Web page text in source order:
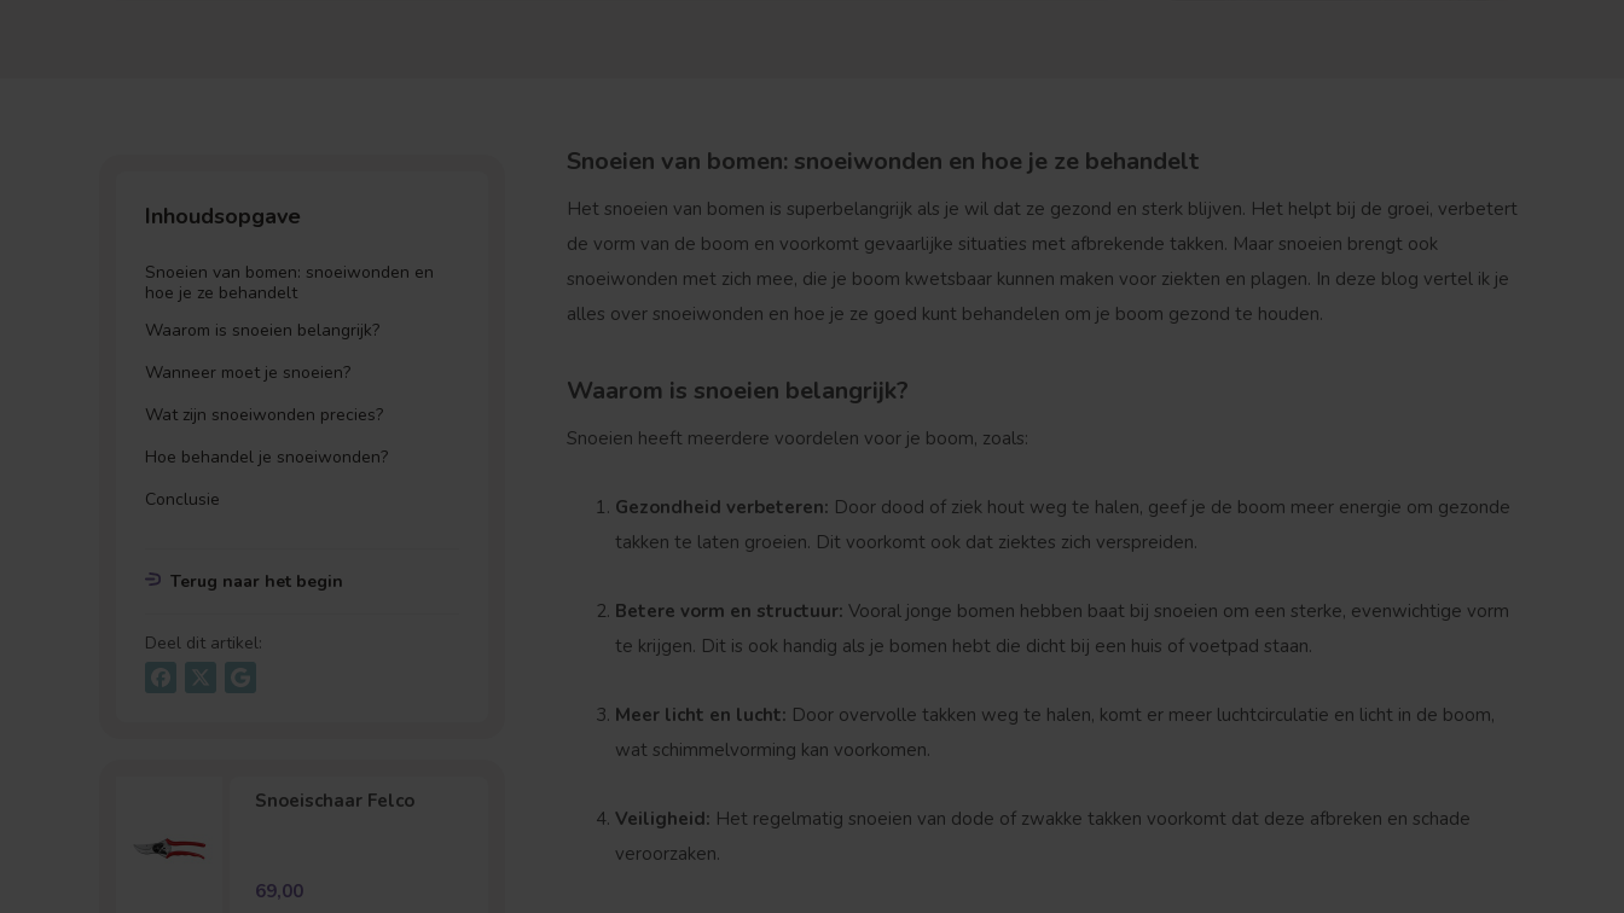
Inhoudsopgave
Snoeien van bomen: snoeiwonden en
hoe je ze behandelt
Waarom is snoeien belangrijk?
Wanneer moet je snoeien?
Wat zijn snoeiwonden precies?
Hoe behandel je snoeiwonden?
Conclusie
Terug naar het begin
Deel dit artikel:
Snoeischaar Felco
69,00
Snoeien van bomen: snoeiwonden en hoe je ze behandelt
Het snoeien van bomen is superbelangrijk als je wil dat ze gezond en sterk blijven. Het helpt bij de groei, verbetert
de vorm van de boom en voorkomt gevaarlijke situaties met afbrekende takken. Maar snoeien brengt ook
snoeiwonden met zich mee, die je boom kwetsbaar kunnen maken voor ziekten en plagen. In deze blog vertel ik je
alles over snoeiwonden en hoe je ze goed kunt behandelen om je boom gezond te houden.
Waarom is snoeien belangrijk?
Snoeien heeft meerdere voordelen voor je boom, zoals:
Gezondheid verbeteren: Door dood of ziek hout weg te halen, geef je de boom meer energie om gezonde
takken te laten groeien. Dit voorkomt ook dat ziektes zich verspreiden.
Betere vorm en structuur: Vooral jonge bomen hebben baat bij snoeien om een sterke, evenwichtige vorm
te krijgen. Dit is ook handig als je bomen hebt die dicht bij een huis of voetpad staan.
Meer licht en lucht: Door overvolle takken weg te halen, komt er meer luchtcirculatie en licht in de boom,
wat schimmelvorming kan voorkomen.
Veiligheid: Het regelmatig snoeien van dode of zwakke takken voorkomt dat deze afbreken en schade
veroorzaken.